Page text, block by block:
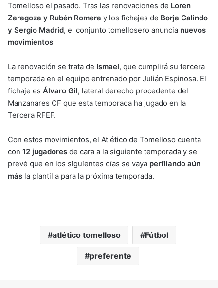
Tomelloso el pasado. Tras las renovaciones de Loren
Zaragoza y Rubén Romera y los fichajes de Borja Galindo
y Sergio Madrid, el conjunto tomellosero anuncia nuevos
movimientos.
La renovación se trata de Ismael, que cumplirá su tercera
temporada en el equipo entrenado por Julián Espinosa. El
fichaje es Álvaro Gil, lateral derecho procedente del
Manzanares CF que esta temporada ha jugado en la
Tercera RFEF.
Con estos movimientos, el Atlético de Tomelloso cuenta
con 12 jugadores de cara a la siguiente temporada y se
prevé que en los siguientes días se vaya perfilando aún
más la plantilla para la próxima temporada.
atlético tomelloso Fútbol
preferente